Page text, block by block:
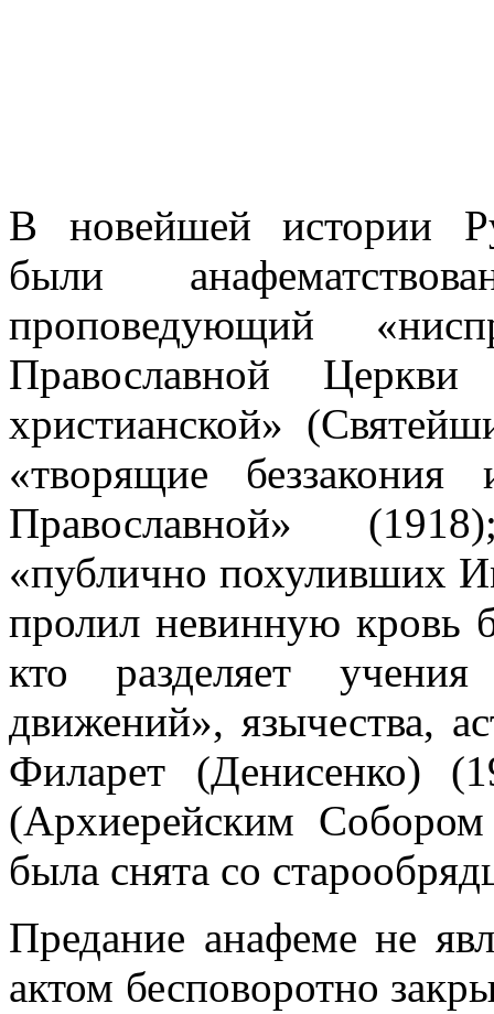
В новейшей истории
были
проповедующий
Православной
христианской»
«творящие
Православной»
«публично похуливших
пролил невинную кровь
кто разделяет
движений», язычества,
Филарет (Денисенко)
(Архиерейским
была снята со
Предание анафеме не
актом бесповоротно